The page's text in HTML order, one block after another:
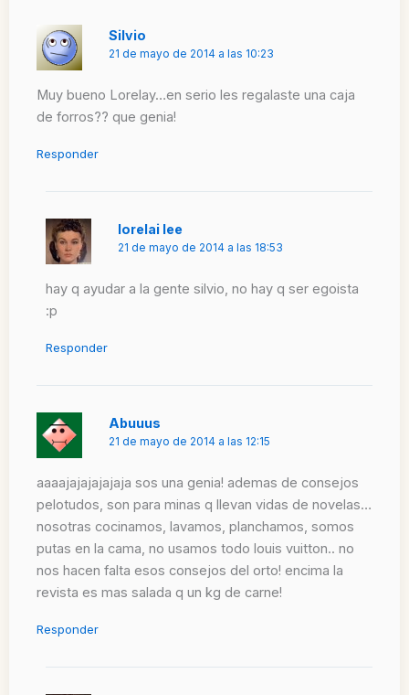
Silvio
21 de mayo de 2014 a las 10:23
Muy bueno Lorelay…en serio les regalaste una caja
de forros?? que genia!
Responder
lorelai lee
21 de mayo de 2014 a las 18:53
hay q ayudar a la gente silvio, no hay q ser egoista
:p
Responder
Abuuus
21 de mayo de 2014 a las 12:15
aaaajajajajajaja sos una genia! ademas de consejos
pelotudos, son para minas q llevan vidas de novelas…
nosotras cocinamos, lavamos, planchamos, somos
putas en la cama, no usamos todo louis vuitton.. no
nos hacen falta esos consejos del orto! encima la
revista es mas salada q un kg de carne!
Responder